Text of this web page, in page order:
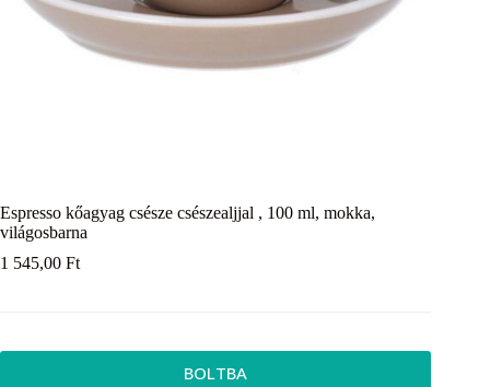
Espresso kőagyag csésze csészealjjal , 100 ml, mokka,
világosbarna
1 545,00 Ft
BOLTBA